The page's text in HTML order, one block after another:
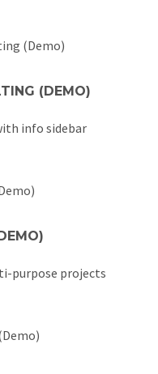
(DEMO)
info sidebar
purpose projects